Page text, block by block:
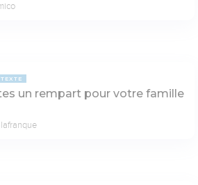
un rempart pour votre famille